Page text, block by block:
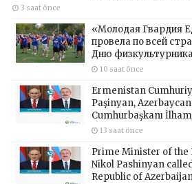
3 saat önce
«Молодая Гвардия
провела по всей
Дню
10 saat önce
Ermenistan
Paşinyan,
Cumhurbaşkanı
13 saat önce
Prime Minister of the
Nikol Pashinyan
Republic of